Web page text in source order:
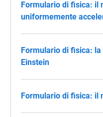
Formulario di fisica: il
uniformemente
Formulario di fisica:
Einstein
Formulario di fisica: il